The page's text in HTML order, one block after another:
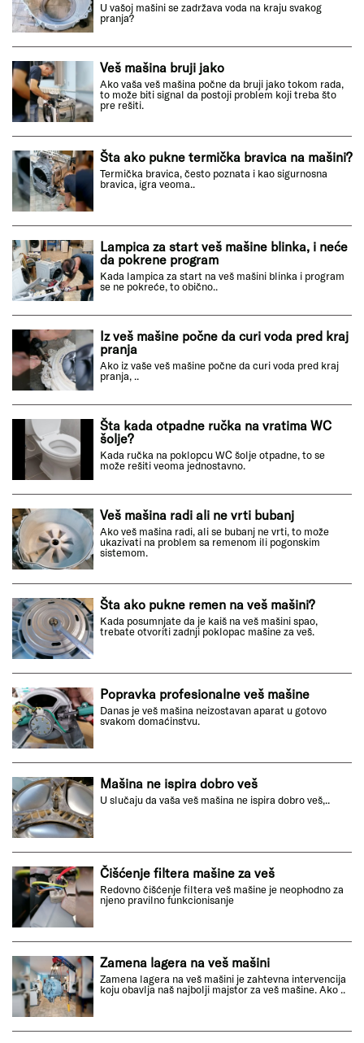
U vašoj mašini se zadržava voda na kraju svakog
pranja?
Veš mašina bruji jako
Ako vaša veš mašina počne da bruji jako tokom rada,
to može biti signal da postoji problem koji treba što
pre rešiti.
Šta ako pukne termička bravica na mašini?
Termička bravica, često poznata i kao sigurnosna
bravica, igra veoma..
Lampica za start veš mašine blinka, i neće
da pokrene program
Kada lampica za start na veš mašini blinka i program
se ne pokreće, to obično..
Iz veš mašine počne da curi voda pred kraj
pranja
Ako iz vaše veš mašine počne da curi voda pred kraj
pranja, ..
Šta kada otpadne ručka na vratima WC
šolje?
Kada ručka na poklopcu WC šolje otpadne, to se
može rešiti veoma jednostavno.
Veš mašina radi ali ne vrti bubanj
Ako veš mašina radi, ali se bubanj ne vrti, to može
ukazivati na problem sa remenom ili pogonskim
sistemom.
Šta ako pukne remen na veš mašini?
Kada posumnjate da je kaiš na veš mašini spao,
trebate otvoriti zadnji poklopac mašine za veš.
Popravka profesionalne veš mašine
Danas je veš mašina neizostavan aparat u gotovo
svakom domaćinstvu.
Mašina ne ispira dobro veš
U slučaju da vaša veš mašina ne ispira dobro veš,..
Čišćenje filtera mašine za veš
Redovno čišćenje filtera veš mašine je neophodno za
njeno pravilno funkcionisanje
Zamena lagera na veš mašini
Zamena lagera na veš mašini je zahtevna intervencija
koju obavlja naš najbolji majstor za veš mašine. Ako ..